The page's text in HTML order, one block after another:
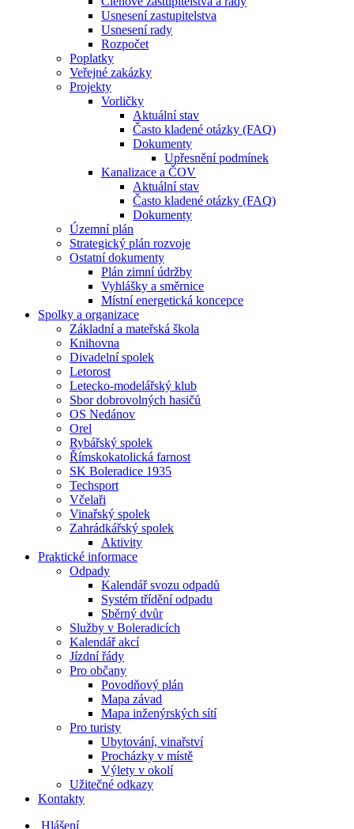
Usnesení zastupitelstva
Usnesení rady
Rozpočet
Poplatky
Veřejné zakázky
Projekty
Vorličky
Aktuální stav
Často kladené otázky (FAQ)
Dokumenty
Upřesnění podmínek
Kanalizace a ČOV
Aktuální stav
Často kladené otázky (FAQ)
Dokumenty
Územní plán
Strategický plán rozvoje
Ostatní dokumenty
Plán zimní údržby
Vyhlášky a směrnice
Místní energetická koncepce
Spolky a organizace
Základní a mateřská škola
Knihovna
Divadelní spolek
Letorost
Letecko-modelářský klub
Sbor dobrovolných hasičů
OS Nedánov
Orel
Rybářský spolek
Římskokatolická farnost
SK Boleradice 1935
Techsport
Včelaři
Vinařský spolek
Zahrádkářský spolek
Aktivity
Praktické informace
Odpady
Kalendář svozu odpadů
Systém třídění odpadu
Sběrný dvůr
Služby v Boleradicích
Kalendář akcí
Jízdní řády
Pro občany
Povodňový plán
Mapa závad
Mapa inženýrských sítí
Pro turisty
Ubytování, vinařství
Procházky v místě
Výlety v okolí
Užitečné odkazy
Kontakty
Hlášení